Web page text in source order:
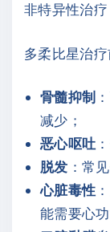
非特异性治疗
多柔比星治
骨髓抑制
减少；
恶心呕吐
脱发 ：常
心脏毒性
能需要心